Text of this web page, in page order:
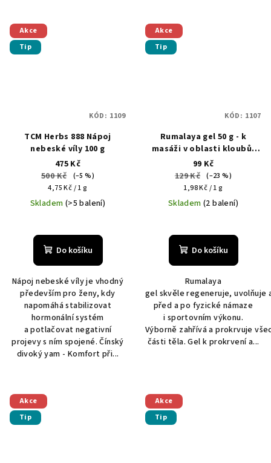
Akce
Tip
TCM Herbs 888 Nápoj
nebeské víly 100 g
475 Kč
500 Kč
(–5 %)
Měrná
cena:
4,75 Kč / 1 g
Skladem (>5 balení)
hodnocení
produktu
z
5
hvězdiček.
Do košíku
Nápoj nebeské víly je vhodný
především pro ženy, kdy
napomáhá stabilizovat
hormonální systém
a potlačovat negativní
projevy s ním spojené. Čínský
divoký yam - Komfort při...
KÓD: 1109
Akce
Tip
Rumalaya gel 50 g - k
masáži v oblasti kloubů,
svalů, šlach a zad
99 Kč
129 Kč (–23 %)
Měrná
cena:
1,98 Kč / 1 g
Skladem(2 balení)
hodnocení
produktu
z
5
hvězdiček.
Do košíku
Rumalaya
gel skvěle regeneruje, uvolňuje
před a po fyzické námaze
i sportovním výkonu.
Výborně zahřívá a prokrvuje
části těla. Gel k prokrvení a...
KÓD: 1107
Akce
Tip
Akce
Tip